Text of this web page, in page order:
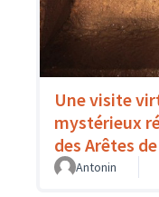
Une visite
mystérieux
des Arêtes
Antonin